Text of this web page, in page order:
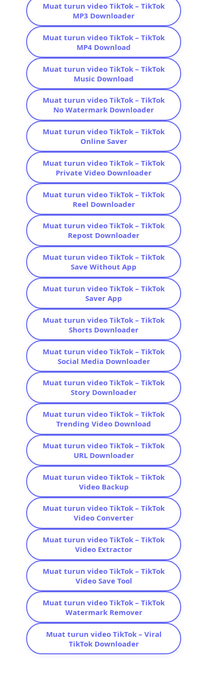
Muat turun video TikTok – TikTok
MP3 Downloader
Muat turun video TikTok – TikTok
MP4 Download
Muat turun video TikTok – TikTok
Music Download
Muat turun video TikTok – TikTok
No Watermark Downloader
Muat turun video TikTok – TikTok
Online Saver
Muat turun video TikTok – TikTok
Private Video Downloader
Muat turun video TikTok – TikTok
Reel Downloader
Muat turun video TikTok – TikTok
Repost Downloader
Muat turun video TikTok – TikTok
Save Without App
Muat turun video TikTok – TikTok
Saver App
Muat turun video TikTok – TikTok
Shorts Downloader
Muat turun video TikTok – TikTok
Social Media Downloader
Muat turun video TikTok – TikTok
Story Downloader
Muat turun video TikTok – TikTok
Trending Video Download
Muat turun video TikTok – TikTok
URL Downloader
Muat turun video TikTok – TikTok
Video Backup
Muat turun video TikTok – TikTok
Video Converter
Muat turun video TikTok – TikTok
Video Extractor
Muat turun video TikTok – TikTok
Video Save Tool
Muat turun video TikTok – TikTok
Watermark Remover
Muat turun video TikTok – Viral
TikTok Downloader